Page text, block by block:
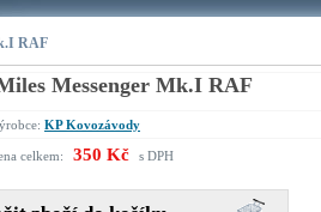
RAF
Messenger Mk.I RAF
KP Kovozávody
celkem: 350 Kč s DPH